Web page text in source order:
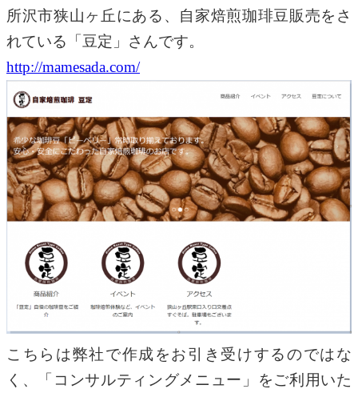
所沢市狭山ヶ丘にある、自家焙煎珈琲豆販売をさ
れている「豆定」さんです。
http://mamesada.com/
こちらは弊社で作成をお引き受けするのではな
く、「コンサルティングメニュー」をご利用いた